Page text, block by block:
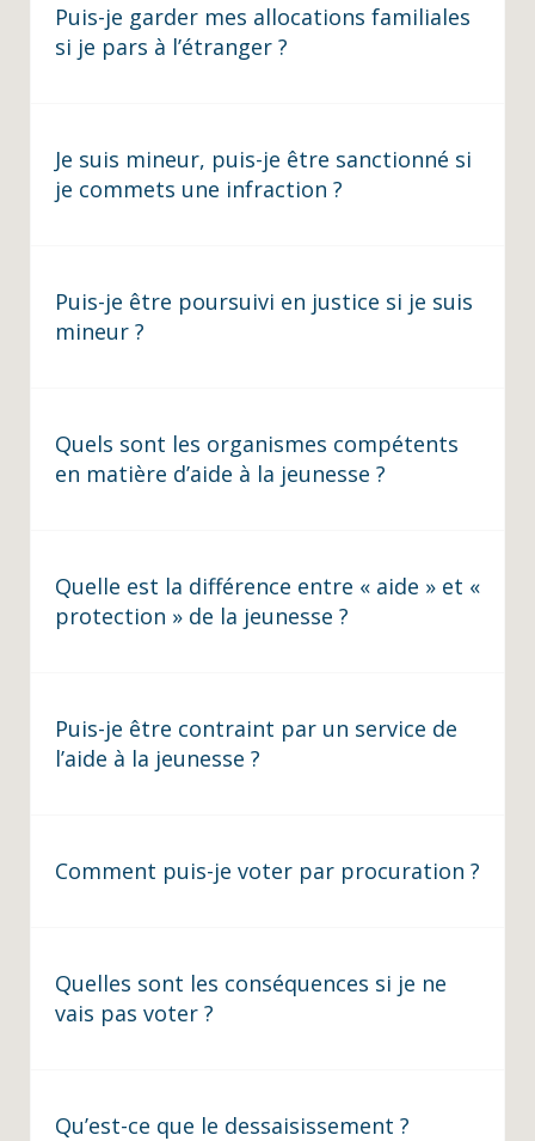
Puis-je garder mes allocations familiales
si je pars à l’étranger ?
Je suis mineur, puis-je être sanctionné si
je commets une infraction ?
Puis-je être poursuivi en justice si je suis
mineur ?
Quels sont les organismes compétents
en matière d’aide à la jeunesse ?
Quelle est la différence entre « aide » et «
protection » de la jeunesse ?
Puis-je être contraint par un service de
l’aide à la jeunesse ?
Comment puis-je voter par procuration ?
Quelles sont les conséquences si je ne
vais pas voter ?
Qu’est-ce que le dessaisissement ?